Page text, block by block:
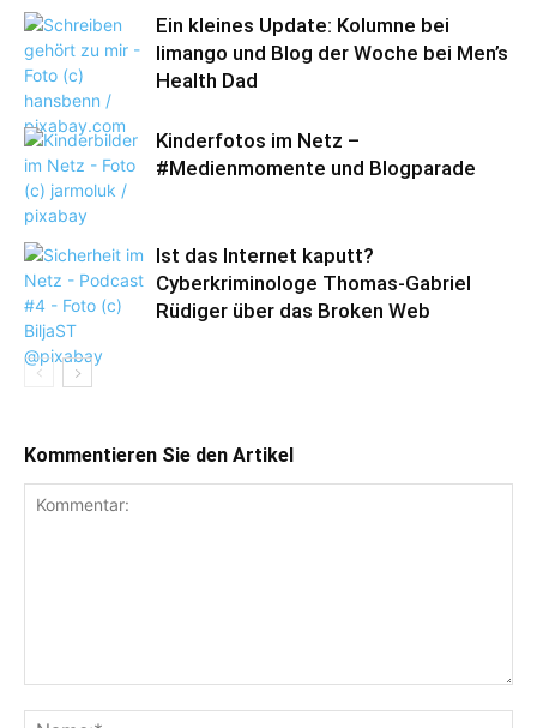
Ein kleines Update: Kolumne bei
limango und Blog der Woche bei Men’s
Health Dad
Kinderfotos im Netz –
#Medienmomente und Blogparade
Ist das Internet kaputt?
Cyberkriminologe Thomas-Gabriel
Rüdiger über das Broken Web
Kommentieren Sie den Artikel